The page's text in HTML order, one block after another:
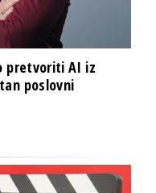
pretvoriti AI iz
poslovni